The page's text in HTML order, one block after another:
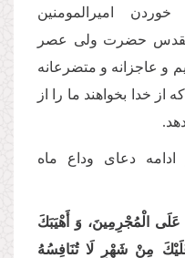
امیرالمومنین
مقدس حضرت ولی عصر
و عاجزانه و متضرعانه
خدا بخواهند ما را از
ادامه دعای وداع ماه
الْمُجْرِمِینَ، وَ أَهْیَبَكَ
مِنْ شَهْرٍ لَا تُنَافِسُهُ